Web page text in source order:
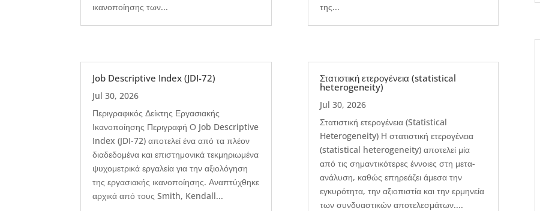
ικανοποίησης των...
Job Descriptive Index (JDI-72)
Jul 30, 2026
Περιγραφικός Δείκτης Εργασιακής
Ικανοποίησης Περιγραφή Ο Job Descriptive
Index (JDI-72) αποτελεί ένα από τα πλέον
διαδεδομένα και επιστημονικά τεκμηριωμένα
ψυχομετρικά εργαλεία για την αξιολόγηση
της εργασιακής ικανοποίησης. Αναπτύχθηκε
αρχικά από τους Smith, Kendall...
της...
Στατιστική ετερογένεια (statistical
heterogeneity)
Jul 30, 2026
Στατιστική ετερογένεια (Statistical
Heterogeneity) Η στατιστική ετερογένεια
(statistical heterogeneity) αποτελεί μία
από τις σημαντικότερες έννοιες στη μετα-
ανάλυση, καθώς επηρεάζει άμεσα την
εγκυρότητα, την αξιοπιστία και την ερμηνεία
των συνδυαστικών αποτελεσμάτων....